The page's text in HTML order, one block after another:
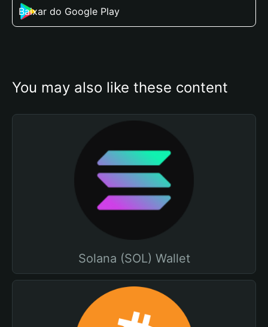
Baixar do Google Play
You may also like these content
Solana (SOL) Wallet